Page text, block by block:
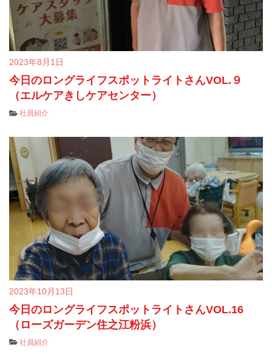
2023年8月1日
今日のロングライフスポットライトさんVOL.９
（エルケアきしケアセンター）
社員紹介
2023年10月13日
今日のロングライフスポットライトさんVOL.16
（ローズガーデン住之江粉浜）
社員紹介